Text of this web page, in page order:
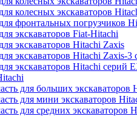
колесных экскаваторов
фронтальных погрузчиков
экскаваторов Fiat-Hitachi
экскаваторов Hitachi Zaxis
экскаваторов Hitachi Zaxis-3
экскаваторов Hitachi серий
для больших экскаваторов
для мини экскаваторов
для средних экскаваторов